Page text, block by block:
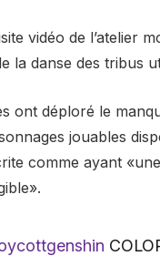
vidéo de l’atelier
la danse des tribus
ont déploré le
jouables
comme ayant